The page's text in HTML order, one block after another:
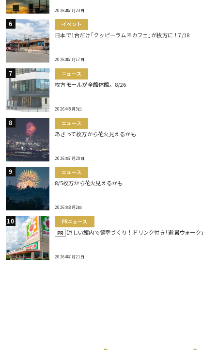
2026年7月23日
イベント
日本で1台だけ｢クッピーラムネカフェ｣が枚方に！7/18
2026年7月17日
ニュース
枚方モールが全館休館。8/26
2026年8月3日
ニュース
あさって枚方から花火見えるかも
2026年7月20日
ニュース
8/5枚方から花火見えるかも
2026年8月2日
PRニュース
PR 涼しい館内で健幸づくり！ドリンク付き｢避暑ウォーク｣
2026年7月21日